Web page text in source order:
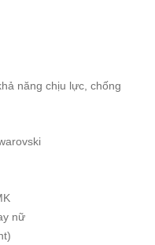
năng chịu lực, chống
nữ